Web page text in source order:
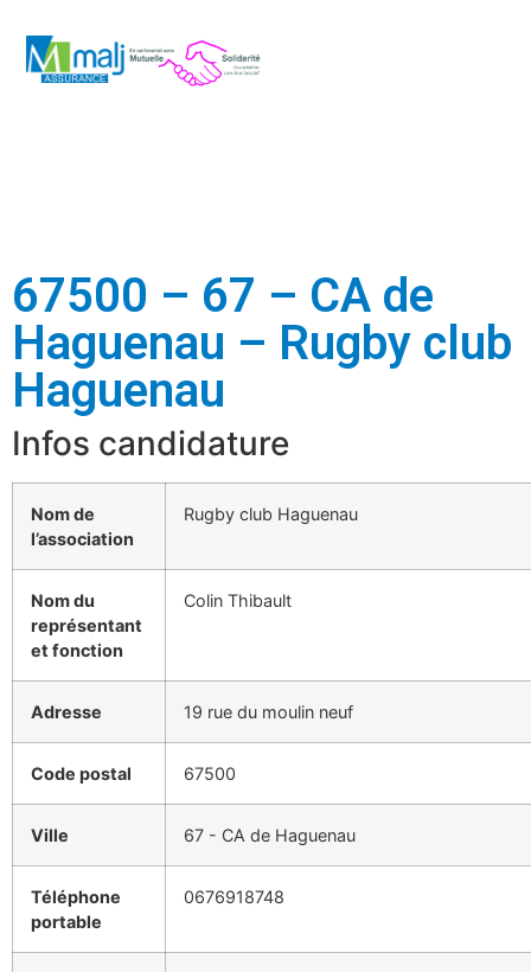
67500 – 67 – CA de
Haguenau – Rugby club
Haguenau
Infos candidature
Nom de
l’association
Rugby club Haguenau
Nom du
représentant
et fonction
Colin Thibault
Adresse 19 rue du moulin neuf
Code postal 67500
Ville 67 - CA de Haguenau
Téléphone
portable
0676918748